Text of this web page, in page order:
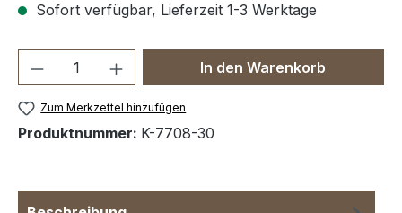
Sofort verfügbar, Lieferzeit 1-3 Werktage
Produkt Anzahl: Gib denIn den Warenkorb
Zum Merkzettel hinzufügen
Produktnummer: K-7708-30